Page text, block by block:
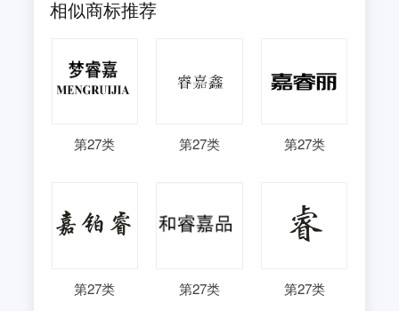
相似商标推荐
第27类 第27类 第27类
第27类 第27类 第27类